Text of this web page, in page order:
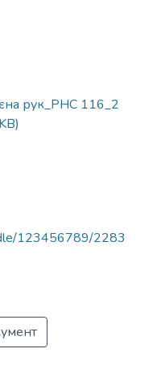
рук_PHC 116_2
123456789/2283